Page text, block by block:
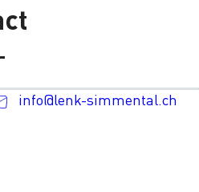
info@lenk-simmental.ch